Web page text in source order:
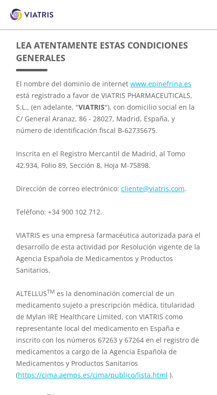
main
content
LEA ATENTAMENTE ESTAS CONDICIONES
GENERALES
El nombre del dominio de internet www.epinefrina.es
está registrado a favor de VIATRIS PHARMACEUTICALS,
S.L., (en adelante, "VIATRIS"), con domicilio social en la
C/ General Aranaz, 86 - 28027, Madrid, España, y
número de identificación fiscal B-62735675.
Inscrita en el Registro Mercantil de Madrid, al Tomo
42.934, Folio 89, Sección 8, Hoja M-75898.
Dirección de correo electrónico: cliente@viatris.com.
Teléfono: +34 900 102 712.
VIATRIS es una empresa farmacéutica autorizada para el
desarrollo de esta actividad por Resolución vigente de la
Agencia Española de Medicamentos y Productos
Sanitarios.
ALTELLUSTM es la denominación comercial de un
medicamento sujeto a prescripción médica, titularidad
de Mylan IRE Healthcare Limited, con VIATRIS como
representante local del medicamento en España e
inscrito con los números 67263 y 67264 en el registro de
medicamentos a cargo de la Agencia Española de
Medicamentos y Productos Sanitarios
(https://cima.aemps.es/cima/publico/lista.html ).